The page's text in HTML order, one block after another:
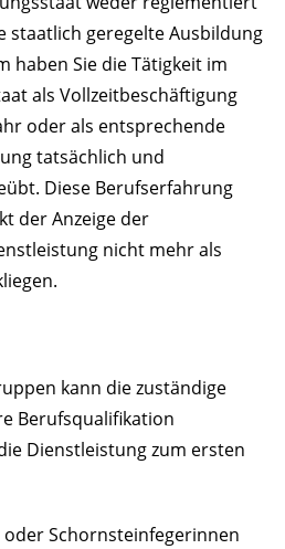
staatlich geregelte Ausbildung
haben Sie die Tätigkeit im
als Vollzeitbeschäftigung
oder als entsprechende
tatsächlich und
Diese Berufserfahrung
der Anzeige der
nicht mehr als
kann die zuständige
Berufsqualifikation
Dienstleistung zum ersten
Schornsteinfegerinnen